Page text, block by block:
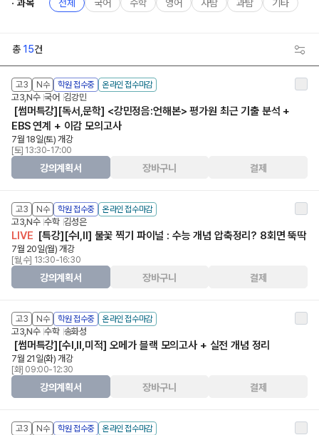
과목 전체 국어 수학 영어 사탐 과탐 기타
총 15건
고3 N수 학원 접수중 온라인 접수마감
고3,N수 국어 김강민
[썸머특강][독서,문학] <강민정음:언해본> 평가원 최근 기출 분석 +
EBS 연계 + 이감 모의고사
7월 18일(토) 개강
[토] 13:30-17:00
강의계획서 장바구니 결제
고3 N수 학원 접수중 온라인 접수마감
고3,N수 수학 김성은
LIVE [특강][수Ⅰ,Ⅱ] 불꽃 찍기 파이널 : 수능 개념 압축정리? 8회면 뚝딱
7월 20일(월) 개강
[월,수] 13:30-16:30
강의계획서 장바구니 결제
고3 N수 학원 접수중 온라인 접수마감
고3,N수 수학 송화성
[썸머특강][수Ⅰ,Ⅱ,미적] 오메가 블랙 모의고사 + 실전 개념 정리
7월 21일(화) 개강
[화] 09:00-12:30
강의계획서 장바구니 결제
고3 N수 학원 접수중 온라인 접수마감